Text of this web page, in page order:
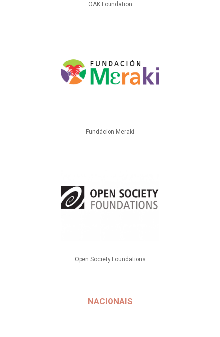
OAK Foundation
Fundácion Meraki
Open Society Foundations
NACIONAIS